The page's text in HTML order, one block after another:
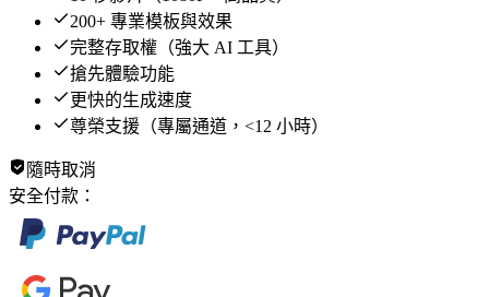
200+ 專業模板與效果
完整存取權（強大 AI 工具）
搶先體驗功能
更快的生成速度
尊榮支援（專屬通道，<12 小時）
隨時取消
安全付款：